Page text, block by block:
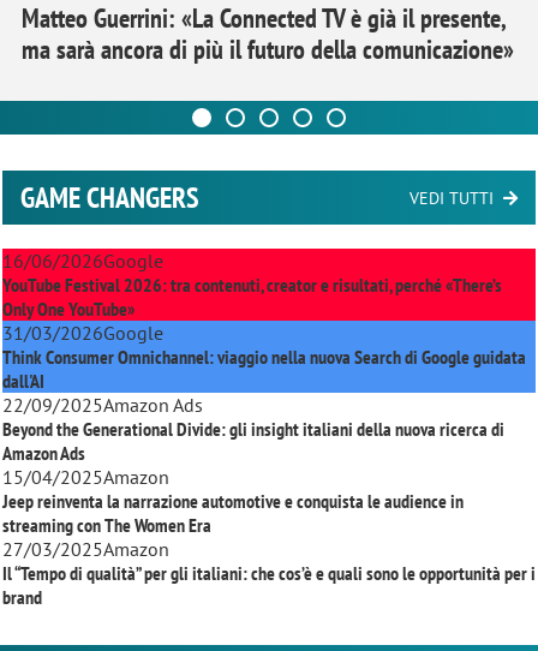
Matteo Guerrini: «La Connected TV è già il presente,
ma sarà ancora di più il futuro della comunicazione»
GAME CHANGERS VEDI TUTTI
16/06/2026Google
YouTube Festival 2026: tra contenuti, creator e risultati, perché «There’s
Only One YouTube»
31/03/2026Google
Think Consumer Omnichannel: viaggio nella nuova Search di Google guidata
dall'AI
22/09/2025Amazon Ads
Beyond the Generational Divide: gli insight italiani della nuova ricerca di
Amazon Ads
15/04/2025Amazon
Jeep reinventa la narrazione automotive e conquista le audience in
streaming conThe Women Era
27/03/2025Amazon
Il “Tempo di qualità” per gli italiani: che cos’è e quali sono le opportunità per i
brand